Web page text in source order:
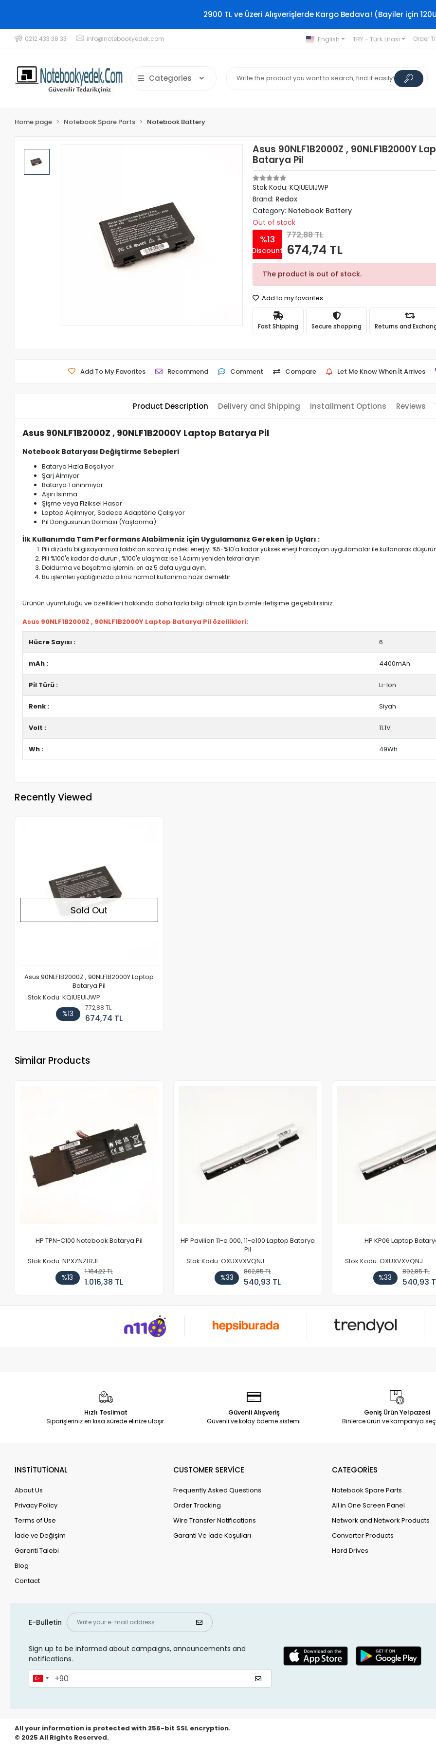
2900 TL ve Üzeri Alışverişlerde Kargo Bedava! (Bayiler için
0212 433 38 33 info@notebookyedek.com English TRY - Türk Lirası Order
Categories
Home page Notebook Spare Parts Notebook Battery
Asus 90NLF1B2000Z , 90NLF1B2000Y
Batarya Pil
Stok Kodu: KQIUEUIJWP
Brand: Redox
Category: Notebook Battery
Out of stock
%13
Discount
772,88 TL
674,74 TL
The product is out of stock.
Add to my favorites
Fast Shipping Secure shopping Returns and
Add To My Favorites Recommend Comment Compare Let Me Know When İt Arrives
Product Description Delivery and Shipping Installment Options Reviews
Asus 90NLF1B2000Z , 90NLF1B2000Y Laptop Batarya Pil
Notebook Bataryası Değiştirme Sebepleri
Batarya Hızla Boşalıyor
Şarj Almıyor
Batarya Tanınmıyor
Aşırı Isınma
Şişme veya Fiziksel Hasar
Laptop Açılmıyor, Sadece Adaptörle Çalışıyor
Pil Döngüsünün Dolması (Yaşlanma)
İlk Kullanımda Tam Performans Alabilmeniz için Uygulamanız Gereken İp Uçları :
Pili dizüstü bilgisayarınıza taktıktan sonra içindeki enerjiyi %5-%10'a kadar yüksek enerji harcayan uygulamalar ile kullanarak
Pili %100'e kadar doldurun , %100'e ulaşmaz ise 1.Adımı yeniden tekrarlaryın .
Doldurma ve boşaltma işlemini en az 5 defa uygulayın.
Bu işlemleri yaptığınızda piliniz normal kullanıma hazır demektir.
Ürünün uyumluluğu ve özellikleri hakkında daha fazla bilgi almak için bizimle iletişime geçebilirsiniz.
Asus 90NLF1B2000Z , 90NLF1B2000Y Laptop Batarya Pil özellikleri:
Hücre Sayısı : 6
mAh : 4400mAh
Pil Türü : Li-Ion
Renk : Siyah
Volt : 11.1V
Wh : 49Wh
Recently Viewed
Sold Out
Asus 90NLF1B2000Z , 90NLF1B2000Y Laptop
Batarya Pil
Stok Kodu: KQIUEUIJWP
%13
772,88 TL
674,74 TL
Similar Products
HP TPN-C100 Notebook Batarya Pil
Stok Kodu: NPXZNZLRJI
%13
1.164,22 TL
1.016,38 TL
HP Pavilion 11-e 000, 11-e100 Laptop Batarya
Pil
Stok Kodu: OXUXVXVQNJ
%33
802,85 TL
540,93 TL
HP KP06 Laptop
Stok Kodu: OXUXVXVQNJ
%33
802,85 TL
540,93
Hızlı Teslimat
Siparişleriniz en kısa sürede elinize ulaşır.
Güvenli Alışveriş
Güvenli ve kolay ödeme sistemi
Geniş Ürün Yelpazesi
Binlerce ürün ve kampanya
INSTİTUTİONAL
About Us
Privacy Policy
Terms of Use
İade ve Değişim
Garanti Talebi
Blog
Contact
CUSTOMER SERVİCE
Frequently Asked Questions
Order Tracking
Wire Transfer Notifications
Garanti Ve İade Koşulları
CATEGORİES
Notebook Spare Parts
All in One Screen Panel
Network and Network Products
Converter Products
Hard Drives
E-Bulletin
Sign up to be informed about campaigns, announcements and
notifications.
All your information is protected with 256-bit SSL encryption.
© 2025 All Rights Reserved.